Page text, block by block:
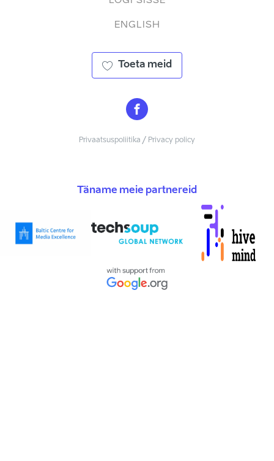
ENGLISH
Toeta meid
Privaatsuspoliitika / Privacy policy
Täname meie partnereid